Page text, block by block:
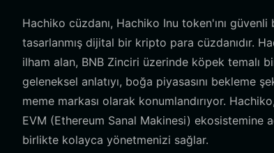
Hachiko cüzdanı, Hachiko Inu token'ını
tasarlanmış dijital bir kripto para cüzdanıdır.
ilham alan, BNB Zinciri üzerinde köpek temalı
geleneksel anlatıyı, boğa piyasasını bekleme
meme markası olarak konumlandırıyor.
EVM (Ethereum Sanal Makinesi) ekosistemine
birlikte kolayca yönetmenizi sağlar.